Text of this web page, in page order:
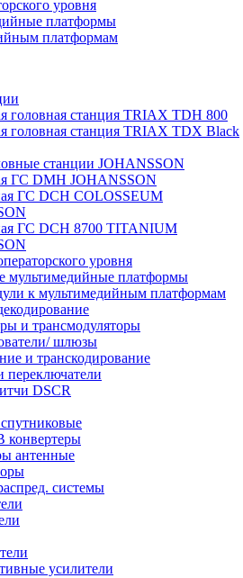
уровня
платформы
платформам
головная станция TRIAX TDH 800
головная станция TRIAX TDX Black
станции JOHANSSON
ГС DMH JOHANSSON
ГС DCH COLOSSEUM
ГС DCH 8700 TITANIUM
уровня
мультимедийные платформы
к мультимедийным платформам
и трансмодуляторы
шлюзы
и транскодирование
переключатели
DSCR
конвертеры
антенные
системы
усилители